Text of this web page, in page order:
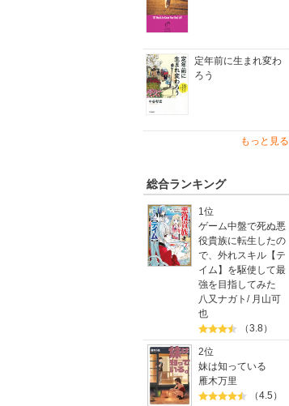
定年前に生まれ変わ
ろう
もっと見る
総合ランキング
1位
ゲーム中盤で死ぬ悪
役貴族に転生したの
で、外れスキル【テ
イム】を駆使して最
強を目指してみた
八又ナガト / 月山可
也
（3.8）
2位
妹は知っている
雁木万里
（4.5）